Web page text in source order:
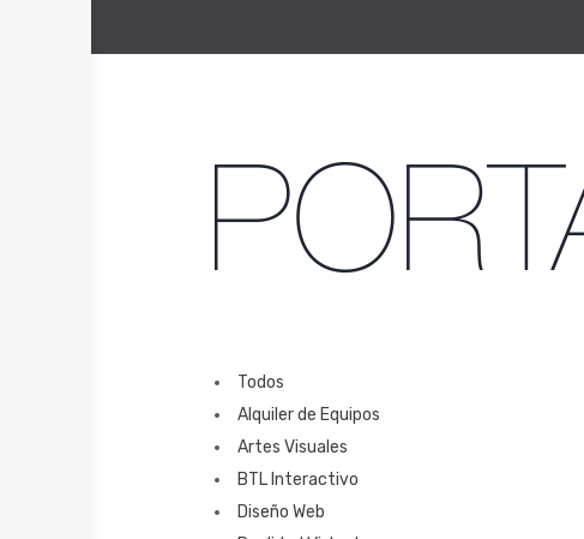
Todos
Alquiler de Equipos
Artes Visuales
BTL Interactivo
Diseño Web